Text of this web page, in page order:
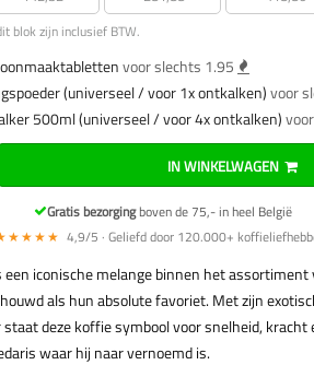
blok zijn inclusief BTW.
voor slechts 1.95
(universeel / voor 1x ontkalken)voor
500ml (universeel / voor 4x ontkalken)
IN WINKELWAGEN
Gratis bezorgingboven de 75,- in heel België
4,9/5 · Geliefd door 120.000+
een iconische melange binnen het assortiment
als hun absolute favoriet. Met zijn
deze koffie symbool voor snelheid, kracht
waar hij naar vernoemd is.